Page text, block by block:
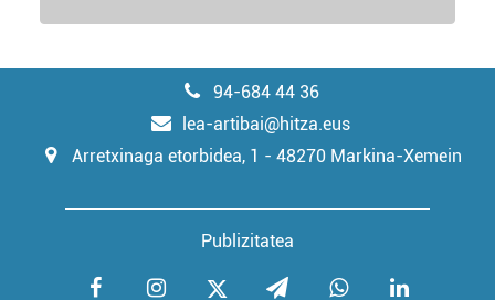
94-684 44 36
lea-artibai@hitza.eus
Arretxinaga etorbidea, 1 - 48270 Markina-Xemein
Publizitatea